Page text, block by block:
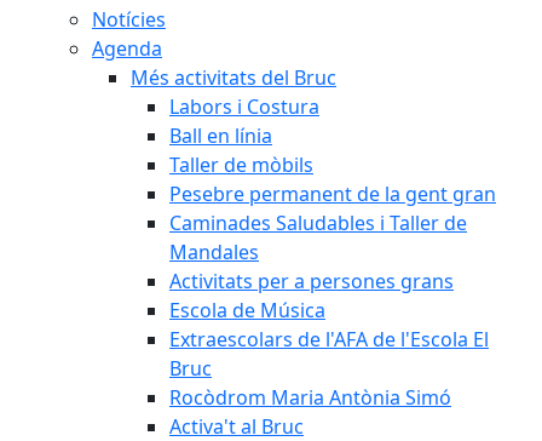
Notícies
Agenda
Més activitats del Bruc
Labors i Costura
Ball en línia
Taller de mòbils
Pesebre permanent de la gent gran
Caminades Saludables i Taller de
Mandales
Activitats per a persones grans
Escola de Música
Extraescolars de l'AFA de l'Escola El
Bruc
Rocòdrom Maria Antònia Simó
Activa't al Bruc